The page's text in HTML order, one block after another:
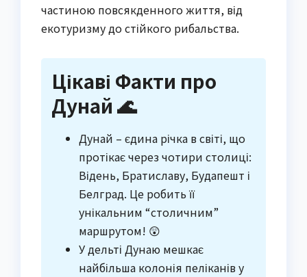
частиною повсякденного життя, від
екотуризму до стійкого рибальства.
Цікаві Факти про
Дунай 🌊
Дунай – єдина річка в світі, що
протікає через чотири столиці:
Відень, Братиславу, Будапешт і
Белград. Це робить її
унікальним “столичним”
маршрутом! 😲
У дельті Дунаю мешкає
найбільша колонія пеліканів у